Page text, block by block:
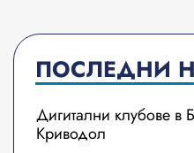
ПОСЛЕДНИ
Дигитални клубове
Криводол